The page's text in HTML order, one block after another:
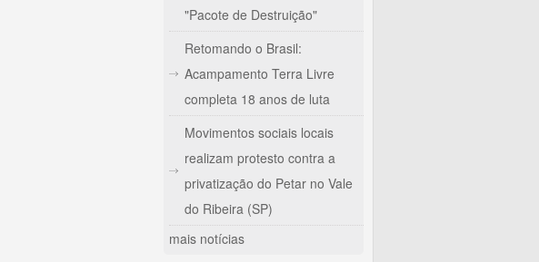
"Pacote de Destruição"
Retomando o Brasil:
Acampamento Terra Livre
completa 18 anos de luta
Movimentos sociais locais
realizam protesto contra a
privatização do Petar no Vale
do Ribeira (SP)
mais notícias